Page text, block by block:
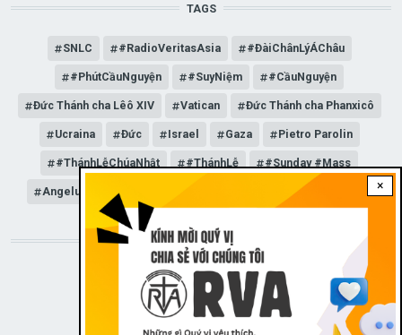
×
TAGS
SNLC #RadioVeritasAsia #ĐàiChânLýÁChâu
#PhútCầuNguyện #SuyNiệm #CầuNguyện
Đức Thánh cha Lêô XIV Vatican Đức Thánh cha Phanxicô
Ucraina Đức Israel Gaza Pietro Parolin
#ThánhLễChúaNhật #ThánhLễ #Sunday #Mass
Angelus Đức Giáo hoàng Lêô XIV General Audience
STAY CONNECTED WITH US!